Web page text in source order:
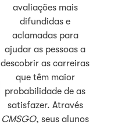
avaliações mais
difundidas e
aclamadas para
ajudar as pessoas a
descobrir as carreiras
que têm maior
probabilidade de as
satisfazer. Através
CMSGO, seus alunos